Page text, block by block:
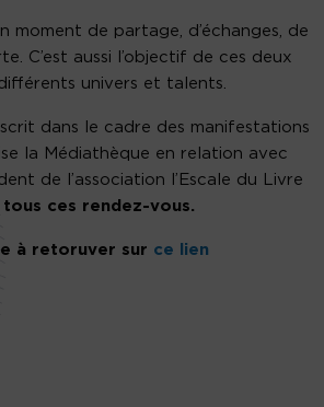
moment de partage, d’échanges, de
C’est aussi l’objectif de ces deux
univers et talents.
dans le cadre des manifestations
la Médiathèque en relation avec
de l’association l’Escale du Livre
ces rendez-vous.
à retoruver sur ce lien